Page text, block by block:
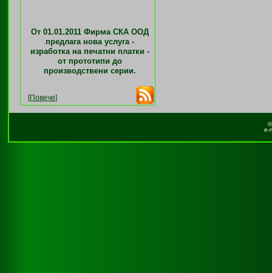
От 01.01.2011 Фирма СКА ООД
предлага нова услуга -
изработка на печатни платки -
от прототипи до
производствени серии.
[Повече]
e-